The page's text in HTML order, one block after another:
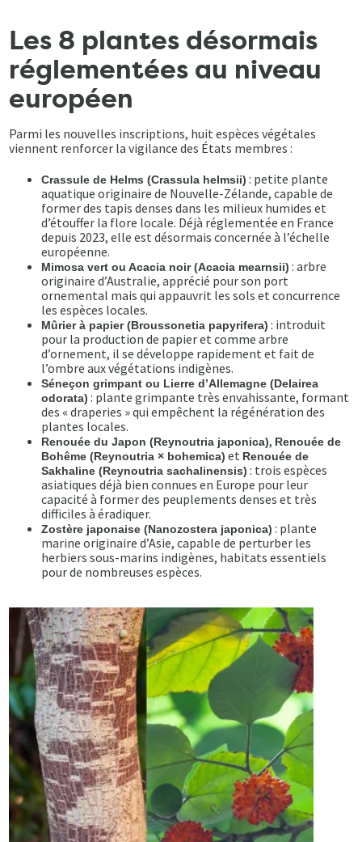
Les 8 plantes désormais
réglementées au niveau
européen
Parmi les nouvelles inscriptions, huit espèces végétales
viennent renforcer la vigilance des États membres :
Crassule de Helms (Crassula helmsii) : petite plante
aquatique originaire de Nouvelle-Zélande, capable de
former des tapis denses dans les milieux humides et
d’étouffer la flore locale. Déjà réglementée en France
depuis 2023, elle est désormais concernée à l’échelle
européenne.
Mimosa vert ou Acacia noir (Acacia mearnsii) : arbre
originaire d’Australie, apprécié pour son port
ornemental mais qui appauvrit les sols et concurrence
les espèces locales.
Mûrier à papier (Broussonetia papyrifera) : introduit
pour la production de papier et comme arbre
d’ornement, il se développe rapidement et fait de
l’ombre aux végétations indigènes.
Séneçon grimpant ou Lierre d’Allemagne (Delairea
odorata) : plante grimpante très envahissante, formant
des « draperies » qui empêchent la régénération des
plantes locales.
Renouée du Japon (Reynoutria japonica), Renouée de
Bohême (Reynoutria × bohemica) et Renouée de
Sakhaline (Reynoutria sachalinensis) : trois espèces
asiatiques déjà bien connues en Europe pour leur
capacité à former des peuplements denses et très
difficiles à éradiquer.
Zostère japonaise (Nanozostera japonica) : plante
marine originaire d’Asie, capable de perturber les
herbiers sous-marins indigènes, habitats essentiels
pour de nombreuses espèces.